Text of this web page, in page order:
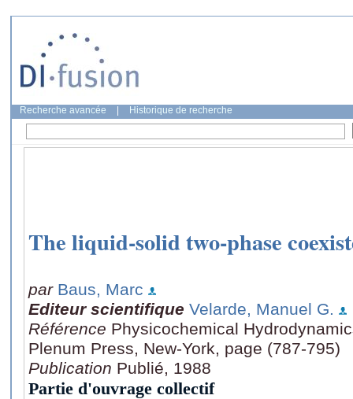
Recherche avancée Historique de recherche
The liquid-solid two-phase
par Baus, Marc
Editeur scientifique Velarde, Manuel G.
Référence Physicochemical
Plenum Press, New-York, page (787-795)
Publication Publié, 1988
Partie d'ouvrage collectif